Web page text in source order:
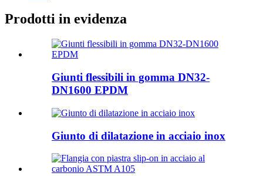
Prodotti in evidenza
Giunti flessibili in gomma DN32-
DN1600 EPDM
Giunto di dilatazione in acciaio inox